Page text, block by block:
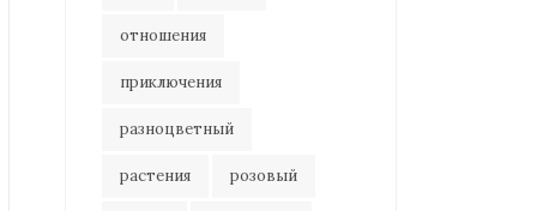
отношения
приключения
разноцветный
растения розовый